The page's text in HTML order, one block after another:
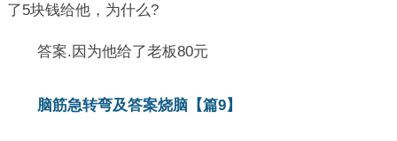
了5块钱给他，为什么?
答案.因为他给了老板80元
脑筋急转弯及答案烧脑【篇9】